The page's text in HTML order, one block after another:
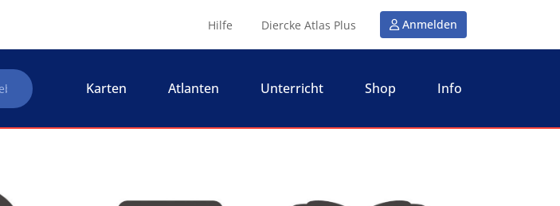
Hilfe Diercke Atlas Plus Anmelden
Karten Atlanten Unterricht Shop Info